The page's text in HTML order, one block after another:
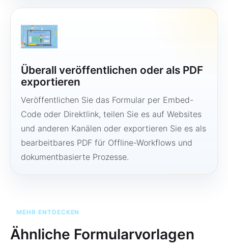
Überall veröffentlichen oder als PDF
exportieren
Veröffentlichen Sie das Formular per Embed-
Code oder Direktlink, teilen Sie es auf Websites
und anderen Kanälen oder exportieren Sie es als
bearbeitbares PDF für Offline-Workflows und
dokumentbasierte Prozesse.
MEHR ENTDECKEN
Ähnliche Formularvorlagen